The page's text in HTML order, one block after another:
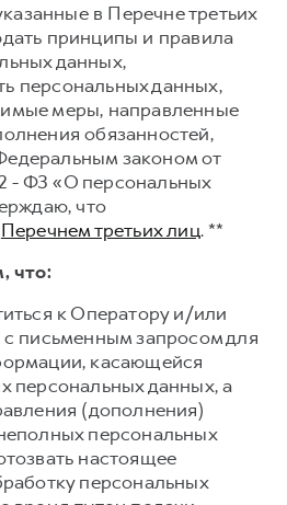
в Перечне третьих
принципы и правила
данных,
персональных данных,
меры, направленные
обязанностей,
законом от
- ФЗ «О персональных
что
Перечнем третьих лиц. **
что:
к Оператору и/или
письменным запросом для
касающейся
персональных данных, а
(дополнения)
персональных
настоящее
персональных